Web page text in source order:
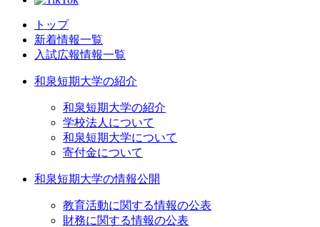
トップ
新着情報一覧
入試広報情報一覧
和泉短期大学の紹介
和泉短期大学の紹介
学校法人について
和泉短期大学について
寄付金について
和泉短期大学の情報公開
教育活動に関する情報の公表
財務に関する情報の公表